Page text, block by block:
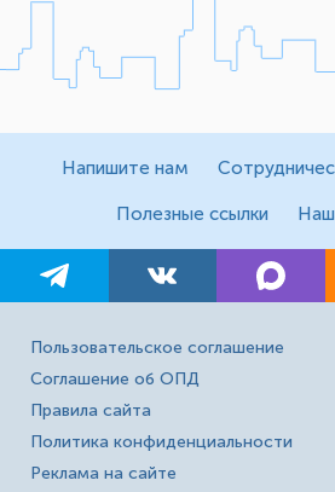
Напишите нам
Полезные ссылки
Пользовательское соглашение
Соглашение об ОПД
Правила сайта
Политика конфиденциальности
Реклама на сайте